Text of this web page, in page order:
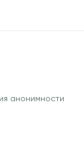
анонимности